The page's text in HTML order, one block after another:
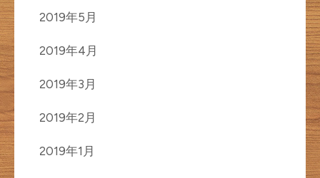
2019年5月
2019年4月
2019年3月
2019年2月
2019年1月